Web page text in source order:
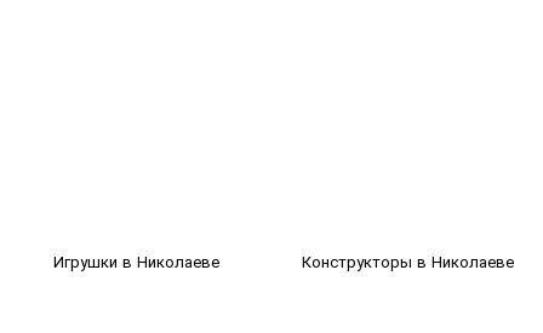
Игрушки в Николаеве Конструкторы в Николаеве